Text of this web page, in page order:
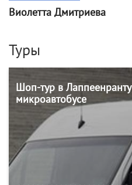
Виолетта Дмитриева
Туры
Шоп-тур в
микроавтобусе